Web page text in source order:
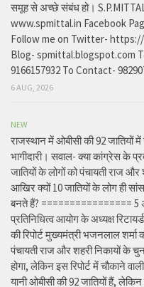
समूह से अच्छे संबंध हो।
www.spmittal.in Facebook
Follow me on Twitter-
Blog- spmittal.blogspot.com
9166157932 To Contact-
6 AUG, 2026
NEW
राजस्थान में ओबीसी की 92 जातियों में
भागीदारी। सवाल- क्या कांग्रेस के
जातियों के लोगों को पंचायती राज
आखिर क्यों 10 जातियों के लोग ही
बनते हैं? ================ 5
प्रतिनिधित्व आयोग के अध्यक्ष
की रिपोर्ट मुख्यमंत्री भजनलाल शर्मा
पंचायती राज और शहरी निकायों के
होगा, लेकिन इस रिपोर्ट में चौकाने
यानी ओबीसी की 92 जातियों हैं,